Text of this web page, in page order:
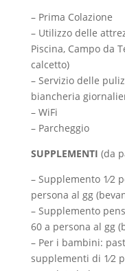
– Prima Colazione
– Utilizzo delle
Piscina, Campo da
calcetto)
– Servizio delle
biancheria
– WiFi
– Parcheggio
SUPPLEMENTI (da
– Supplemento 1⁄2
persona al gg
– Supplemento
60 a persona al gg
– Per i bambini:
supplementi di 1⁄2